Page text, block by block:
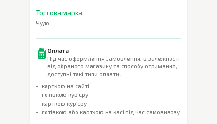
Торгова марка
Чудо
Оплата
Під час оформлення замовлення, в залежності
від обраного магазину та способу отримання,
доступні такі типи оплати:
карткою на сайті
готівкою кур'єру
карткою кур'єру
готівкою або карткою на касі під час самовивозу